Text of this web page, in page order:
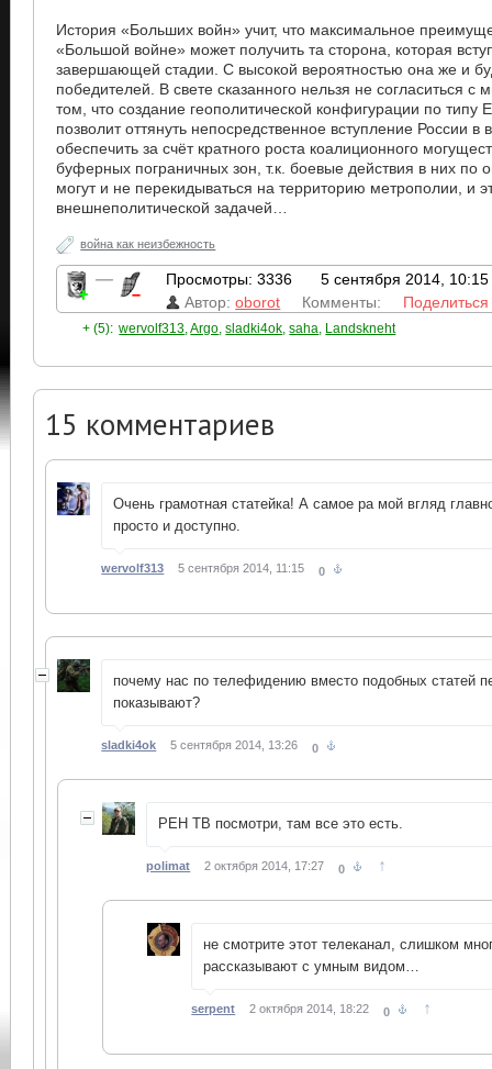
История «Больших войн» учит, что максимальное
«Большой войне» может получить та сторона, которая
завершающей стадии. С высокой вероятностью она же и
победителей. В свете сказанного нельзя не согласиться
том, что создание геополитической конфигурации по типу
позволит оттянуть непосредственное вступление России в
обеспечить за счёт кратного роста коалиционного
буферных пограничных зон, т.к. боевые действия в них по
могут и не перекидываться на территорию метрополии, и
внешнеполитической задачей…
война как неизбежность
— Просмотры: 3336
5 сентября 2014, 10:15
Автор:oborot Комменты: Поделиться
+ (5): wervolf313 ,Argo ,sladki4ok ,saha Landskneht
15 комментариев
Очень грамотная статейка! А самое ра мой вгляд
просто и доступно.
wervolf313 5 сентября 2014, 11:15 0
почему нас по телефидению вместо подобных статей
показывают?
sladki4ok 5 сентября 2014, 13:26 0
РЕН ТВ посмотри, там все это есть.
polimat 2 октября 2014, 17:27 0 ↑
не смотрите этот телеканал, слишком
рассказывают с умным видом…
serpent 2 октября 2014, 18:22 0 ↑